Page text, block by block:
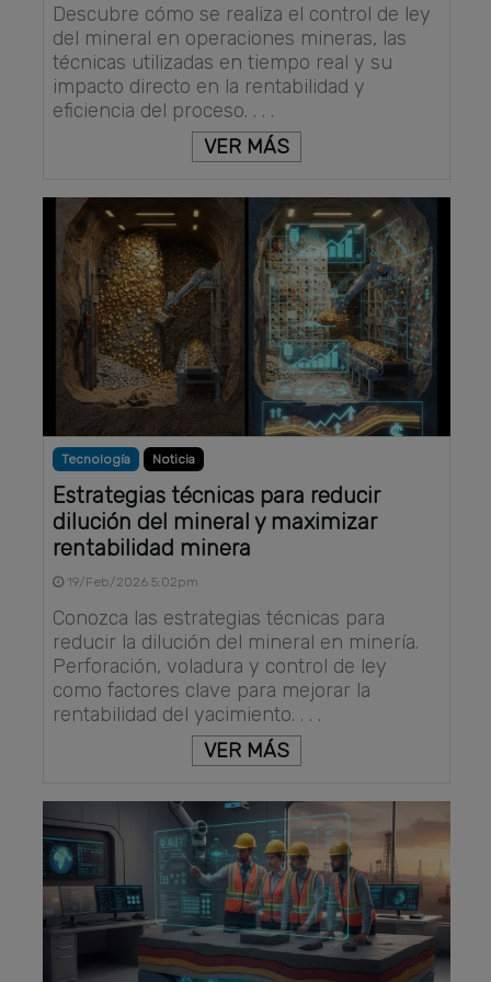
Descubre cómo se realiza el control de ley
del mineral en operaciones mineras, las
técnicas utilizadas en tiempo real y su
impacto directo en la rentabilidad y
eficiencia del proceso. . . .
VER MÁS
Tecnología Noticia
Estrategias técnicas para reducir
dilución del mineral y maximizar
rentabilidad minera
19/Feb/2026 5:02pm
Conozca las estrategias técnicas para
reducir la dilución del mineral en minería.
Perforación, voladura y control de ley
como factores clave para mejorar la
rentabilidad del yacimiento. . . .
VER MÁS